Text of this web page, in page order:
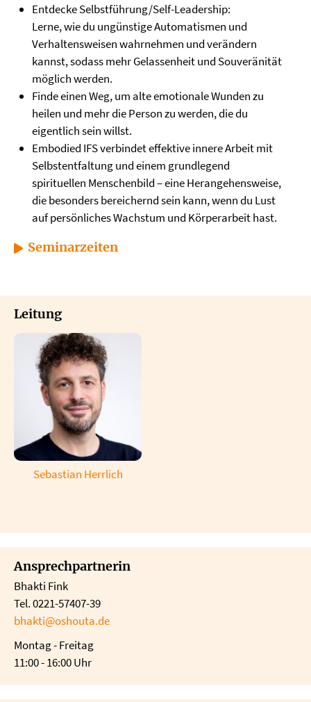
Entdecke Selbstführung/Self-Leadership:
Lerne, wie du ungünstige Automatismen und
Verhaltensweisen wahrnehmen und verändern
kannst, sodass mehr Gelassenheit und Souveränität
möglich werden.
Finde einen Weg, um alte emotionale Wunden zu
heilen und mehr die Person zu werden, die du
eigentlich sein willst.
Embodied IFS verbindet effektive innere Arbeit mit
Selbstentfaltung und einem grundlegend
spirituellen Menschenbild – eine Herangehensweise,
die besonders bereichernd sein kann, wenn du Lust
auf persönliches Wachstum und Körperarbeit hast.
Seminarzeiten
Leitung
Sebastian Herrlich
Ansprechpartnerin
Bhakti Fink
Tel. 0221-57407-39
bhakti@oshouta.de
Montag - Freitag
11:00 - 16:00 Uhr